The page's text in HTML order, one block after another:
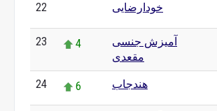
22 خودارضایی
23 4
آمیزش جنسی
مقعدی
24 6 هندجاب